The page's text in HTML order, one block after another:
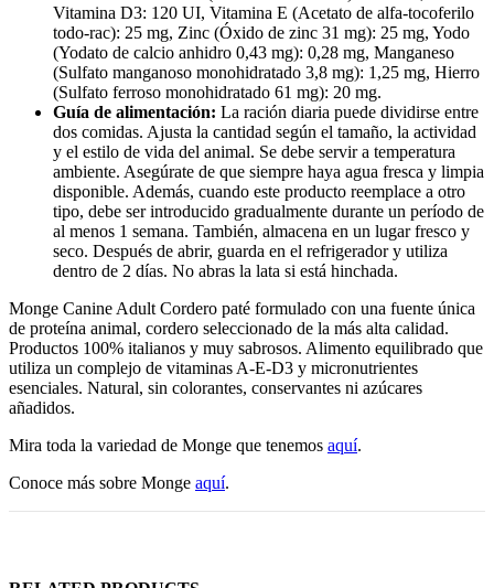
Vitamina D3: 120 UI, Vitamina E (Acetato de alfa-tocoferilo
todo-rac): 25 mg, Zinc (Óxido de zinc 31 mg): 25 mg, Yodo
(Yodato de calcio anhidro 0,43 mg): 0,28 mg, Manganeso
(Sulfato manganoso monohidratado 3,8 mg): 1,25 mg, Hierro
(Sulfato ferroso monohidratado 61 mg): 20 mg.
Guía de alimentación: La ración diaria puede dividirse entre
dos comidas. Ajusta la cantidad según el tamaño, la actividad
y el estilo de vida del animal. Se debe servir a temperatura
ambiente. Asegúrate de que siempre haya agua fresca y limpia
disponible. Además, cuando este producto reemplace a otro
tipo, debe ser introducido gradualmente durante un período de
al menos 1 semana. También, almacena en un lugar fresco y
seco. Después de abrir, guarda en el refrigerador y utiliza
dentro de 2 días. No abras la lata si está hinchada.
Monge Canine Adult Cordero paté formulado con una fuente única
de proteína animal, cordero seleccionado de la más alta calidad.
Productos 100% italianos y muy sabrosos. Alimento equilibrado que
utiliza un complejo de vitaminas A-E-D3 y micronutrientes
esenciales. Natural, sin colorantes, conservantes ni azúcares
añadidos.
Mira toda la variedad de Monge que tenemos aquí.
Conoce más sobre Monge aquí.